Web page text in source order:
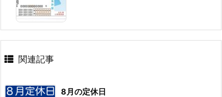
関連記事
8月の定休日